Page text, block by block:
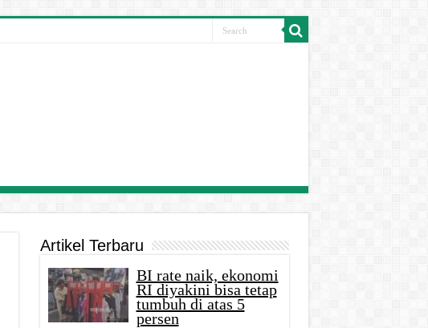
Artikel Terbaru
BI rate naik, ekonomi
RI diyakini bisa tetap
tumbuh di atas 5
persen